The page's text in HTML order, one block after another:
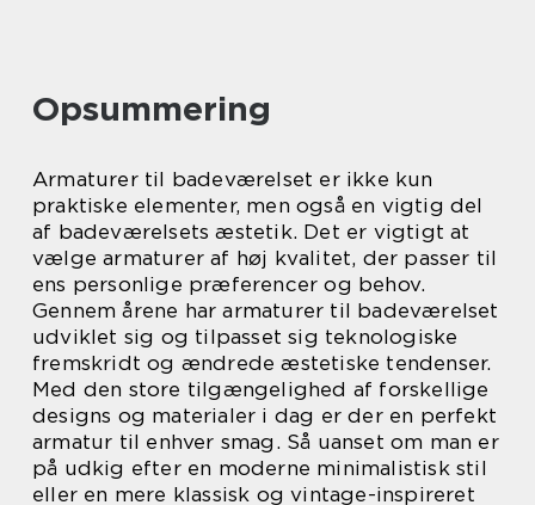
Opsummering
Armaturer til badeværelset er ikke kun
praktiske elementer, men også en vigtig del
af badeværelsets æstetik. Det er vigtigt at
vælge armaturer af høj kvalitet, der passer til
ens personlige præferencer og behov.
Gennem årene har armaturer til badeværelset
udviklet sig og tilpasset sig teknologiske
fremskridt og ændrede æstetiske tendenser.
Med den store tilgængelighed af forskellige
designs og materialer i dag er der en perfekt
armatur til enhver smag. Så uanset om man er
på udkig efter en moderne minimalistisk stil
eller en mere klassisk og vintage-inspireret